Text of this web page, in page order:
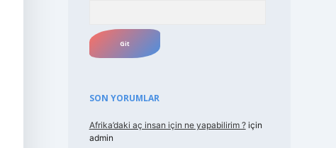
SON YORUMLAR
Afrika’daki aç insan için ne yapabilirim ?için
admin